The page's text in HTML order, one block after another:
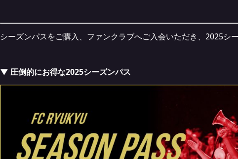
シーズンパスをご購入、ファンクラブへご入会いただき、2025シ
▼ 圧倒的にお得な2025シーズンパス